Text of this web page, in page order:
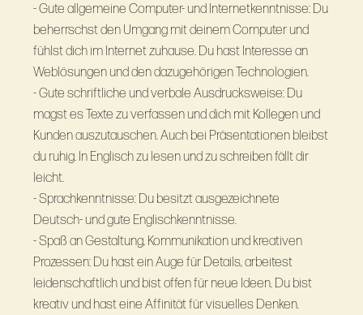
- Gute allgemeine Computer- und Internetkenntnisse: Du
beherrschst den Umgang mit deinem Computer und
fühlst dich im Internet zuhause. Du hast Interesse an
Weblösungen und den dazugehörigen Technologien.
- Gute schriftliche und verbale Ausdrucksweise: Du
magst es Texte zu verfassen und dich mit Kollegen und
Kunden auszutauschen. Auch bei Präsentationen bleibst
du ruhig. In Englisch zu lesen und zu schreiben fällt dir
leicht.
- Sprachkenntnisse: Du besitzt ausgezeichnete
Deutsch- und gute Englischkenntnisse.
- Spaß an Gestaltung, Kommunikation und kreativen
Prozessen: Du hast ein Auge für Details, arbeitest
leidenschaftlich und bist offen für neue Ideen. Du bist
kreativ und hast eine Affinität für visuelles Denken.